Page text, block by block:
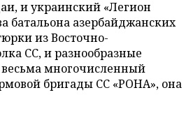
и украинский «Легион
батальона азербайджанских
из Восточно-
СС, и разнообразные
весьма многочисленный
бригады СС «РОНА», она